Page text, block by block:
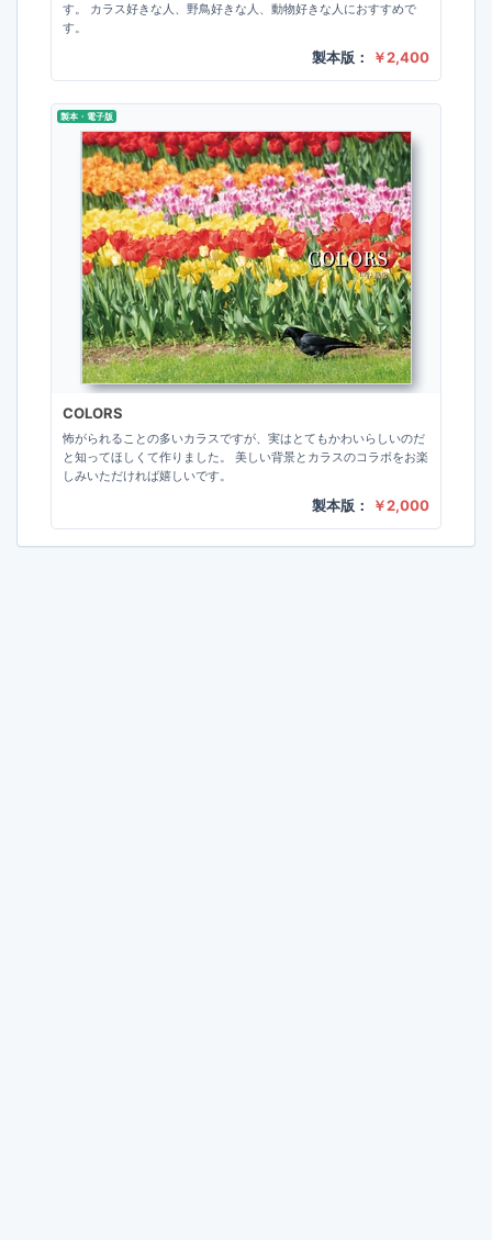
す。 カラス好きな人、野鳥好きな人、動物好きな人におすすめで
す。
製本版： ￥2,400
製本・電子版
COLORS
怖がられることの多いカラスですが、実はとてもかわいらしいのだ
と知ってほしくて作りました。 美しい背景とカラスのコラボをお楽
しみいただければ嬉しいです。
製本版： ￥2,000